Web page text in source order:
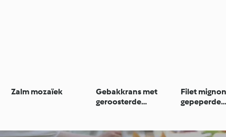
Zalm mozaïek
Gebakkrans met
geroosterde
Filet
gepeperde